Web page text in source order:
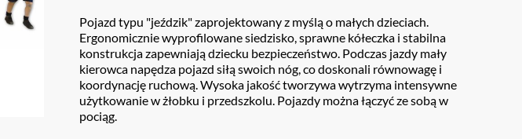
Pojazd typu "jeździk" zaprojektowany z myślą o małych dzieciach.
Ergonomicznie wyprofilowane siedzisko, sprawne kółeczka i stabilna
konstrukcja zapewniają dziecku bezpieczeństwo. Podczas jazdy mały
kierowca napędza pojazd siłą swoich nóg, co doskonali równowagę i
koordynację ruchową. Wysoka jakość tworzywa wytrzyma intensywne
użytkowanie w żłobku i przedszkolu. Pojazdy można łączyć ze sobą w
pociąg.